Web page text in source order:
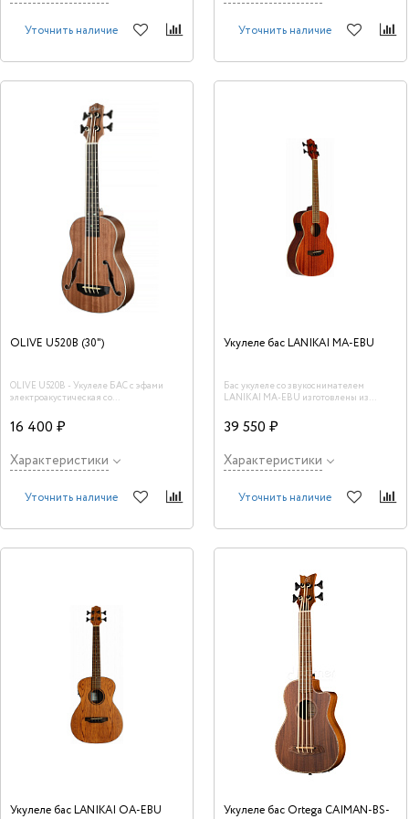
Уточнить наличие Уточнить наличие
OLIVE U520B (30")
OLIVE U520B - Укулеле БАС с эфами
электроакустическая со
комплекте.
16 400 ₽
Характеристики
Уточнить наличие
Укулеле бас LANIKAI MA-EBU
Бас укулеле со звукоснимателем
LANIKAI MA-EBU изготовлены из
древесины, используемой в
производстве укулеле.
39 550 ₽
Характеристики
Уточнить наличие
Укулеле бас LANIKAI OA-EBU
Укулеле бас Ortega CAIMAN-BS-